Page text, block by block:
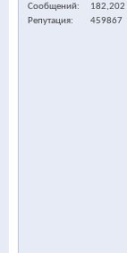
Сообщений
182,202
Репутация
459867